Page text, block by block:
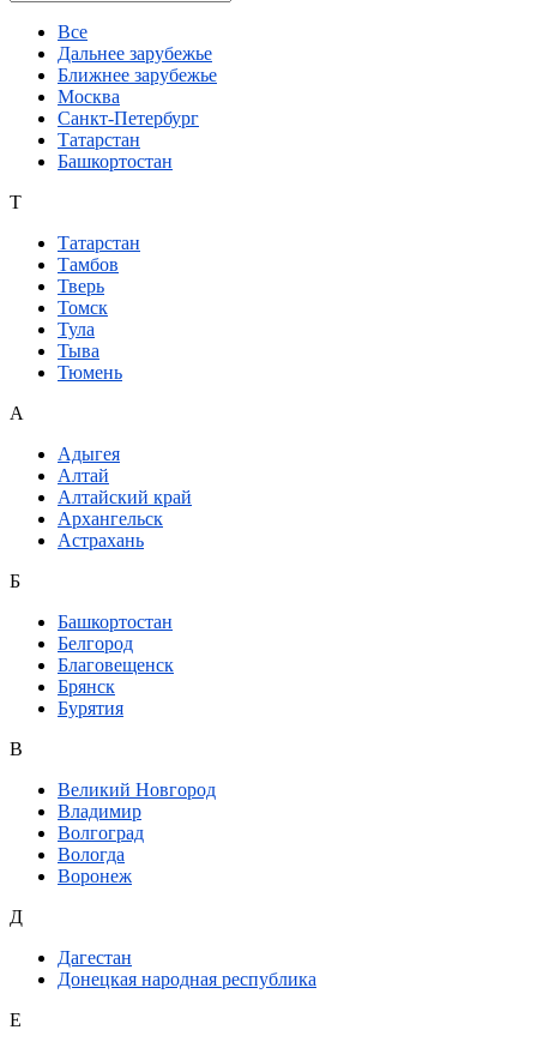
Все
Дальнее зарубежье
Ближнее зарубежье
Москва
Санкт-Петербург
Татарстан
Башкортостан
Т
Татарстан
Тамбов
Тверь
Томск
Тула
Тыва
Тюмень
А
Адыгея
Алтай
Алтайский край
Архангельск
Астрахань
Б
Башкортостан
Белгород
Благовещенск
Брянск
Бурятия
В
Великий Новгород
Владимир
Волгоград
Вологда
Воронеж
Д
Дагестан
Донецкая народная республика
Е